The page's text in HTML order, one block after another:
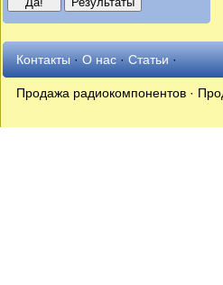
Контакты·О нас·Статьи·
Продажа радиокомпонентов ·